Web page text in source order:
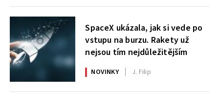
SpaceX ukázala, jak si vede po
vstupu na burzu. Rakety už
nejsou tím nejdůležitějším
NOVINKY J. Filip